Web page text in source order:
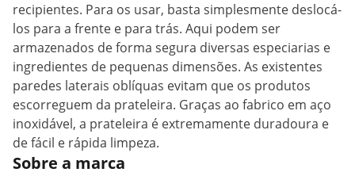
recipientes. Para os usar, basta simplesmente deslocá-
los para a frente e para trás. Aqui podem ser
armazenados de forma segura diversas especiarias e
ingredientes de pequenas dimensões. As existentes
paredes laterais oblíquas evitam que os produtos
escorreguem da prateleira. Graças ao fabrico em aço
inoxidável, a prateleira é extremamente duradoura e
de fácil e rápida limpeza.
Sobre a marca